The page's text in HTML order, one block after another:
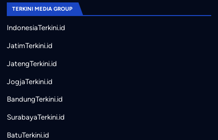
TERKINI MEDIA GROUP
IndonesiaTerkini.id
JatimTerkini.id
JatengTerkini.id
JogjaTerkini.id
BandungTerkini.id
SurabayaTerkini.id
BatuTerkini.id